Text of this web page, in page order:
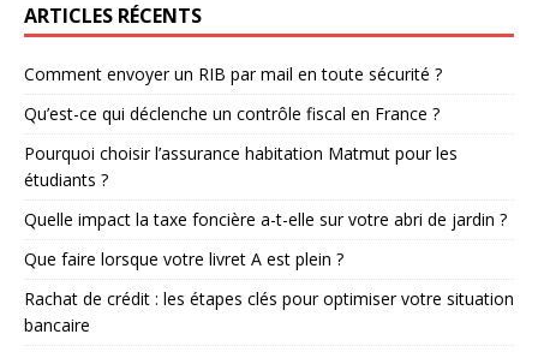
ARTICLES RÉCENTS
Comment envoyer un RIB par mail en toute sécurité ?
Qu’est-ce qui déclenche un contrôle fiscal en France ?
Pourquoi choisir l’assurance habitation Matmut pour les
étudiants ?
Quelle impact la taxe foncière a-t-elle sur votre abri de jardin ?
Que faire lorsque votre livret A est plein ?
Rachat de crédit : les étapes clés pour optimiser votre situation
bancaire